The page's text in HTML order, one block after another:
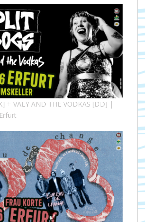
+ VALY AND THE VODKAS [DD] |